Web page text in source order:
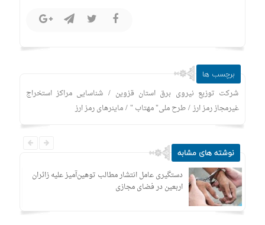
برچسب ها
شرکت توزیع نیروی برق استان قزوین / شناسایی مراکز استخراج
غیرمجاز رمز ارز/طرح ملی" مهتاب "/ماینرهای رمز ارز
نوشته های مشابه
دستگیری عامل انتشار مطالب توهین‌آمیز علیه زائران
اربعین در فضای مجازی